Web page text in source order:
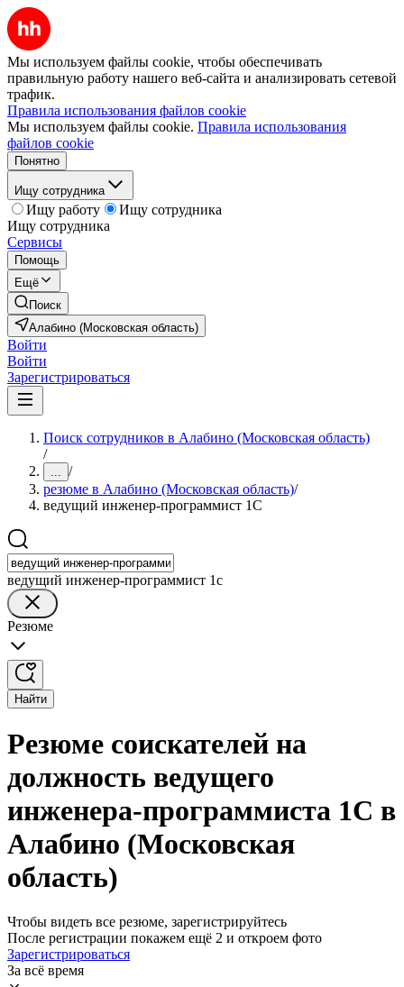
Мы используем файлы cookie, чтобы обеспечивать
правильную работу нашего веб-сайта и анализировать сетевой
трафик.
Правила использования файлов cookie
Мы используем файлы cookie. Правила использования
файлов cookie
Понятно
Ищу сотрудника
Ищу работу
Ищу сотрудника
Ищу сотрудника
Сервисы
Помощь
Ещё
Поиск
Алабино (Московская область)
Войти
Войти
Зарегистрироваться
Поиск сотрудников в Алабино (Московская область)
/
... /
резюме в Алабино (Московская область)/
ведущий инженер-программист 1С
ведущий инженер-программист 1с
Резюме
Найти
Резюме соискателей на
должность ведущего
инженера-программиста 1С в
Алабино (Московская
область)
Чтобы видеть все резюме, зарегистрируйтесь
После регистрации покажем ещё 2 и откроем фото
Зарегистрироваться
За всё время